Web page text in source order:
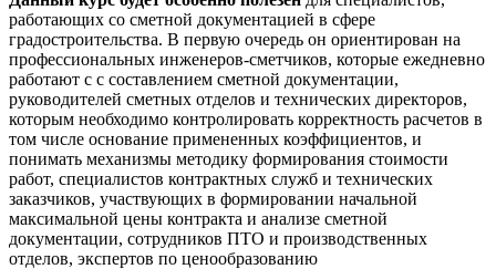
работающих со сметной документацией в сфере
градостроительства. В первую очередь он ориентирован на
профессиональных инженеров-сметчиков, которые ежедневно
работают с с составлением сметной документации,
руководителей сметных отделов и технических директоров,
которым необходимо контролировать корректность расчетов в
том числе основание примененных коэффициентов, и
понимать механизмы методику формирования стоимости
работ, специалистов контрактных служб и технических
заказчиков, участвующих в формировании начальной
максимальной цены контракта и анализе сметной
документации, сотрудников ПТО и производственных
отделов, экспертов по ценообразованию